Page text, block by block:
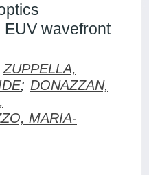
wavefront
ZUPPELLA,
; DONAZZAN,
MARIA-